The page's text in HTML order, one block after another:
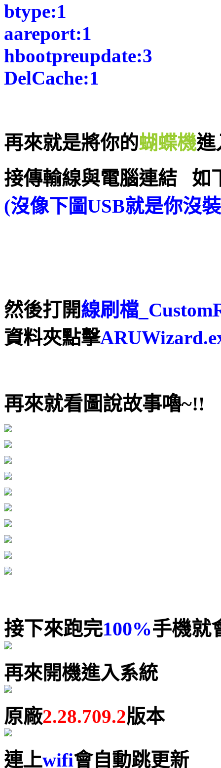
btype:1
aareport:1
hbootpreupdate:3
DelCache:1
再來就是將你的蝴蝶機進
接傳輸線與電腦連結 如
(沒像下圖USB就是你沒
然後打開線刷檔
資料夾點擊
再來就看圖說故事嚕~!!
接下來跑完100%手機就
再來開機進入系統
原廠2.28.709.2版本
連上wifi會自動跳更新